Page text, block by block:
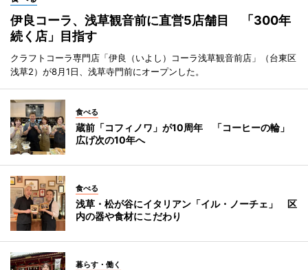
伊良コーラ、浅草観音前に直営5店舗目 「300年
続く店」目指す
クラフトコーラ専門店「伊良（いよし）コーラ浅草観音前店」（台東区
浅草2）が8月1日、浅草寺門前にオープンした。
食べる
蔵前「コフィノワ」が10周年 「コーヒーの輪」
広げ次の10年へ
食べる
浅草・松が谷にイタリアン「イル・ノーチェ」 区
内の器や食材にこだわり
暮らす・働く